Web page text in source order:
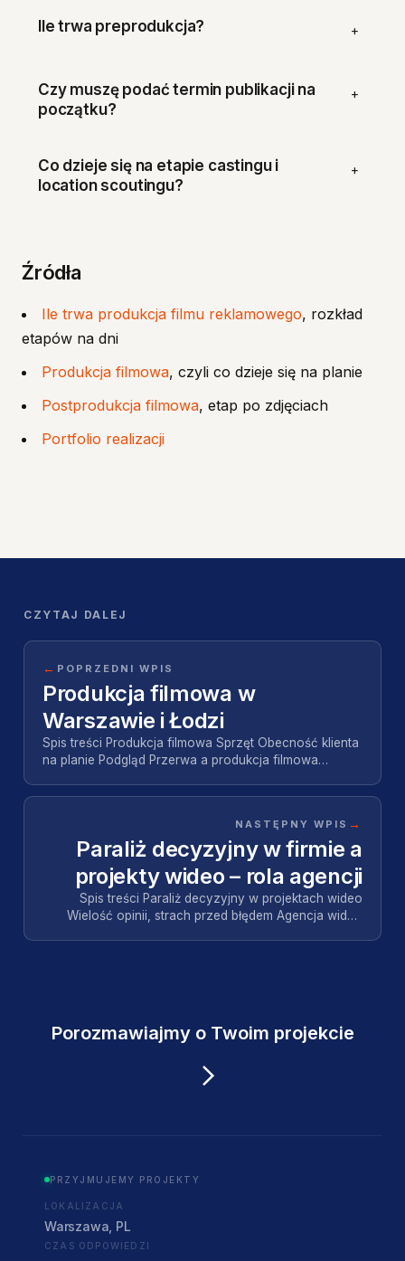
Ile trwa preprodukcja? +
Czy muszę podać termin publikacji na
początku?
+
Co dzieje się na etapie castingu i
location scoutingu?
+
Źródła
Ile trwa produkcja filmu reklamowego, rozkład
etapów na dni
Produkcja filmowa, czyli co dzieje się na planie
Postprodukcja filmowa, etap po zdjęciach
Portfolio realizacji
CZYTAJ DALEJ
← POPRZEDNI WPIS
Produkcja filmowa w
Warszawie i Łodzi
Spis treści Produkcja filmowa Sprzęt Obecność klienta
na planie Podgląd Przerwa a produkcja filmowa
pytaniaSchema…
NASTĘPNY WPIS →
Paraliż decyzyjny w firmie a
projekty wideo – rola agencji
Spis treści Paraliż decyzyjny w projektach wideo
Wielość opinii, strach przed błędem Agencja wideo
Porozmawiajmy o Twoim projekcie
PRZYJMUJEMY PROJEKTY
LOKALIZACJA
Warszawa, PL
CZAS ODPOWIEDZI